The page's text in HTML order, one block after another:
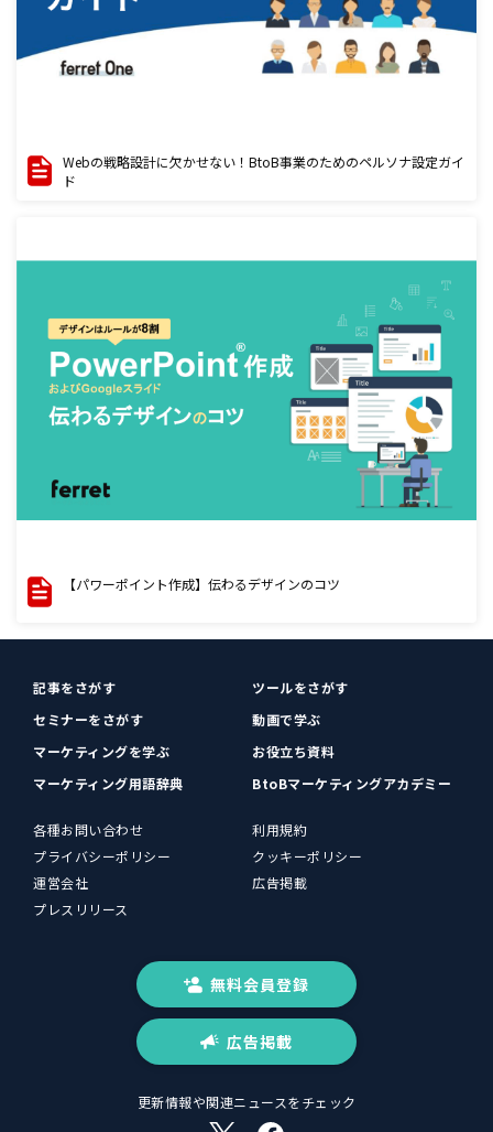
Webの戦略設計に欠かせない！BtoB事業のためのペルソナ設定ガイ
ド
【パワーポイント作成】伝わるデザインのコツ
記事をさがす
ツールをさがす
セミナーをさがす
動画で学ぶ
マーケティングを学ぶ
お役立ち資料
マーケティング用語辞典
BtoBマーケティングアカデミー
各種お問い合わせ
利用規約
プライバシーポリシー
クッキーポリシー
運営会社
広告掲載
プレスリリース
無料会員登録
広告掲載
更新情報や関連ニュースをチェック